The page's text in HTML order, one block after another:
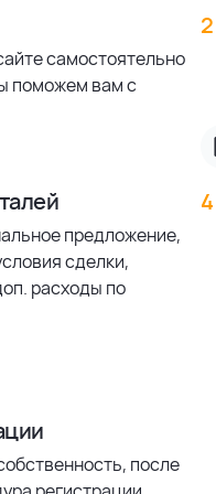
самостоятельно
поможем вам с
2
предложение,
сделки,
расходы по
4
после